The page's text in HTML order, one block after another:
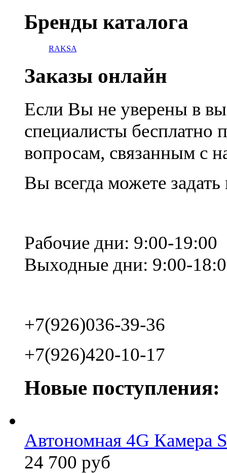
Бренды каталога
RAKSA
Заказы онлайн
Если Вы не уверены в
специалисты
вопросам, связанным с
Вы всегда можете
Рабочие дни: 9:00-19:00
Выходные дни: 9:00-
+7(926)036-39-36
+7(926)420-10-17
Новые поступления:
Автономная 4G Камера
24 700 руб